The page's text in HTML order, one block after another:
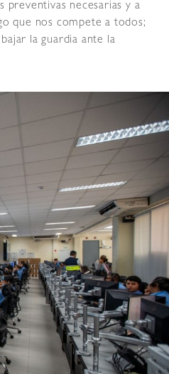
preventivas necesarias y a
que nos compete a todos;
la guardia ante la